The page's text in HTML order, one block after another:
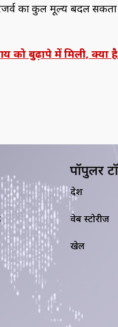
का कुल मूल्य बदल
को बुढ़ापे में मिली, क्‍या
पॉपुलर
देश
वेब स्टोरीज
खेल